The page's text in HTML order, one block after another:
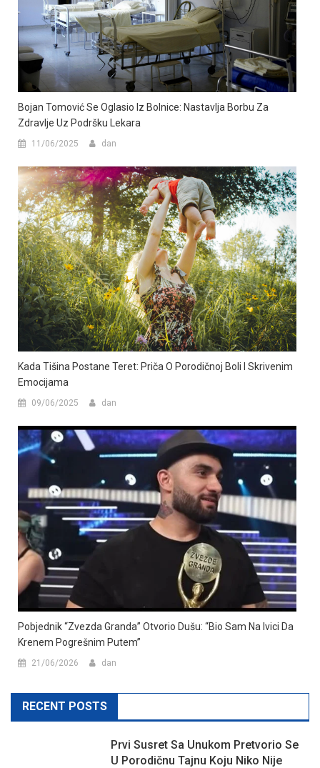
Bojan Tomović Se Oglasio Iz Bolnice: Nastavlja Borbu Za
Zdravlje Uz Podršku Lekara
11/06/2025 dan
Kada Tišina Postane Teret: Priča O Porodičnoj Boli I Skrivenim
Emocijama
09/06/2025 dan
Pobjednik “Zvezda Granda” Otvorio Dušu: “Bio Sam Na Ivici Da
Krenem Pogrešnim Putem”
21/06/2026 dan
RECENT POSTS
Prvi Susret Sa Unukom Pretvorio Se
U Porodičnu Tajnu Koju Niko Nije